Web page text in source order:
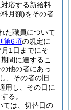
応する新給料
月額)をその者
た職員について
第6項の規定に
1日までにそ
間に達するこ
他の者にあっ
、その者の旧
用し、その日に
る。
ては、切替日の